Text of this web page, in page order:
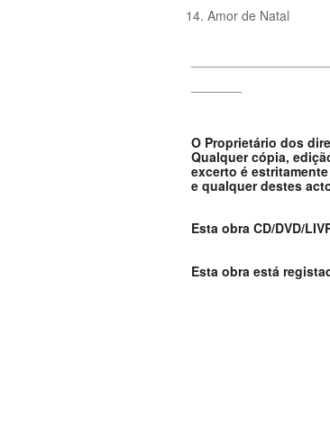
Amor de Natal
O Proprietário dos
Qualquer cópia,
excerto é
e qualquer destes
Esta obra CD/DVD/
Esta obra está